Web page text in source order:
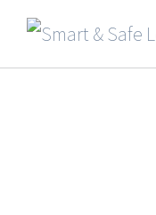
Skip